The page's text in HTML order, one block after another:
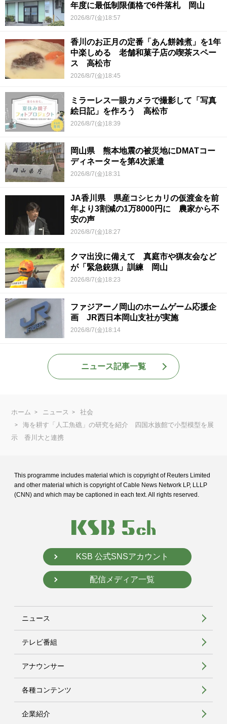
年度に最低制限価格で6件落札 岡山
2026/8/7(金)18:57
香川のお正月の定番「あん餅雑煮」を1年
中楽しめる 老舗和菓子店の喫茶スペー
ス 高松市
2026/8/7(金)18:45
ミラーレス一眼カメラで撮影して「写真
絵日記」を作ろう 高松市
2026/8/7(金)18:39
岡山県 熊本地震の被災地にDMATコー
ディネーターを第4次派遣
2026/8/7(金)18:31
JA香川県 県産コシヒカリの仮渡金を前
年より3割減の1万8000円に 農家から不
安の声
2026/8/7(金)18:27
クマ出没に備えて 真庭市や猟友会など
が「緊急銃猟」訓練 岡山
2026/8/7(金)18:23
ファジアーノ岡山のホームゲーム応援企
画 JR西日本岡山支社が実施
2026/8/7(金)18:14
ニュース記事一覧
ホーム ニュース
社会
海を耕す「人工魚礁」の研究を紹介 四国水族館で小型模型を展
示 香川大と連携
This programme includes material which is copyright of Reuters Limited
and other material which is copyright of Cable News Network LP, LLLP
(CNN) and which may be captioned in each text. All rights reserved.
KSB 公式SNSアカウント
配信メディア一覧
ニュース
テレビ番組
アナウンサー
各種コンテンツ
企業紹介